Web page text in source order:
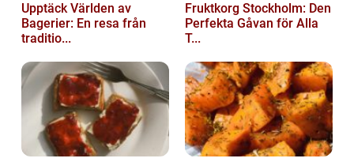
Upptäck Världen av
Bagerier: En resa från
traditio...
Fruktkorg Stockholm: Den
Perfekta Gåvan för Alla
T...